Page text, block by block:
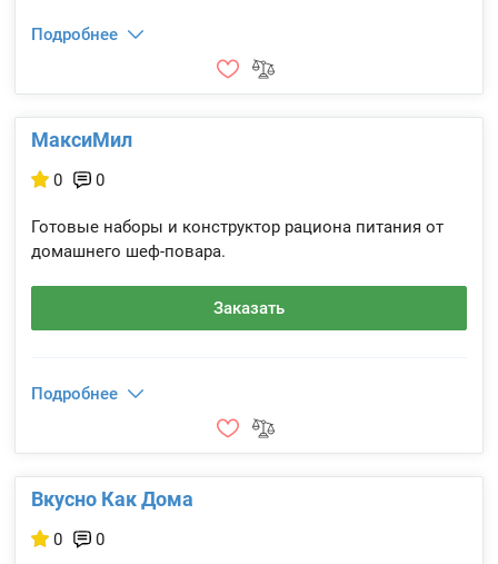
Подробнее
МаксиМил
0 0
Готовые наборы и конструктор рациона питания от
домашнего шеф-повара.
Заказать
Подробнее
Вкусно Как Дома
0 0